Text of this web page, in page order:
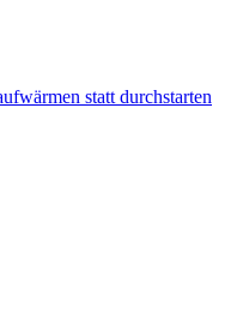
statt durchstarten